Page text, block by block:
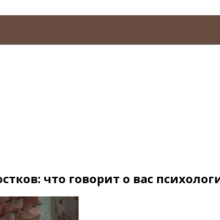
что говорит о вас